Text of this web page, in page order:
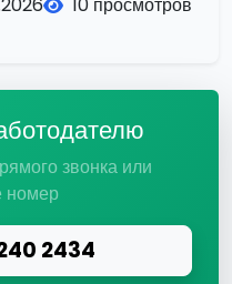
звонка или
номер
2434